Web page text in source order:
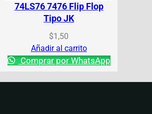
74LS76 7476 Flip Flop
Tipo JK
$1,50
Añadir al carrito
Comprar por WhatsApp